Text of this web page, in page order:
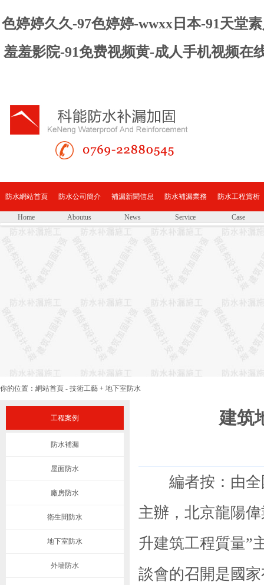
色婷婷久久-97色婷婷-wwxx日本-91天堂
羞羞影院-91免费视频黄-成人手机视频在
防水網站首頁 防水公司簡介 補漏新聞信息 防水補漏業務 防水工程賞析
Home Aboutus News Service Case
你的位置： 網站首頁 - 技術工藝 + 地下室防水
工程案例
防水補漏
屋面防水
廠房防水
衛生間防水
地下室防水
外墻防水
建筑
編者按：由全
主辦，北京龍陽
升建筑工程質量”
談會的召開是國